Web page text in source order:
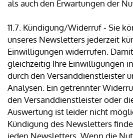
als auch den Erwartungen der
11.7. Kündigung/Widerruf - Sie
unseres Newsletters jederzeit
Einwilligungen widerrufen.
gleichzeitig Ihre Einwilligungen
durch den Versanddienstleister
Analysen. Ein getrennter
den Versanddienstleister oder
Auswertung ist leider nicht
Kündigung des Newsletters
jeden Newsletters. Wenn die